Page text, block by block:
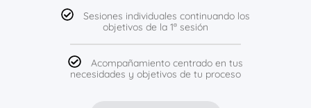
Sesiones individuales continuando los
objetivos de la 1ª sesión
Acompañamiento centrado en tus
necesidades y objetivos de tu proceso